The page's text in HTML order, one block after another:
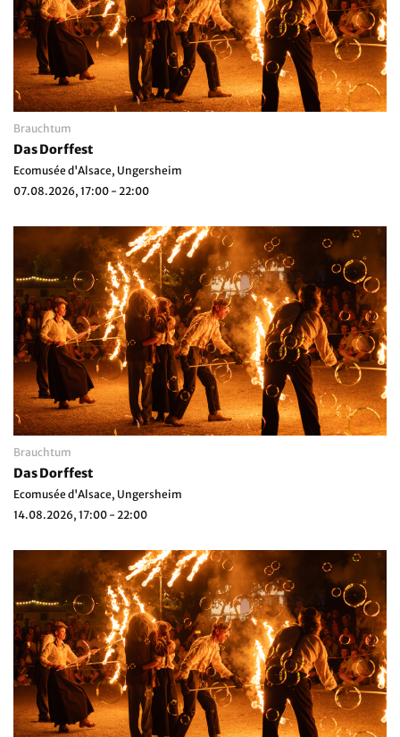
Brauchtum
Das Dorffest
Ecomusée d'Alsace, Ungersheim
07.08.2026, 17:00 - 22:00
Brauchtum
Das Dorffest
Ecomusée d'Alsace, Ungersheim
14.08.2026, 17:00 - 22:00